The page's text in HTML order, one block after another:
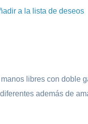
de precios:
libres con doble
además de
a la lista de deseos